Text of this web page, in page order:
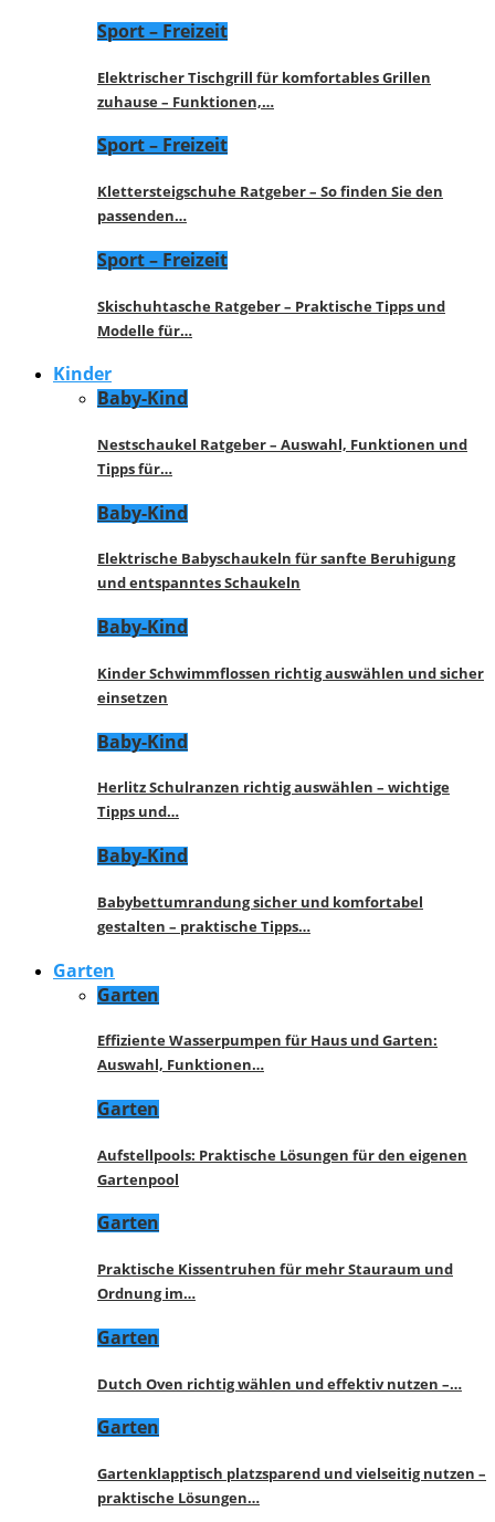
Sport – Freizeit
Elektrischer Tischgrill für komfortables Grillen
zuhause – Funktionen,…
Sport – Freizeit
Klettersteigschuhe Ratgeber – So finden Sie den
passenden…
Sport – Freizeit
Skischuhtasche Ratgeber – Praktische Tipps und
Modelle für…
Kinder
Baby-Kind
Nestschaukel Ratgeber – Auswahl, Funktionen und
Tipps für…
Baby-Kind
Elektrische Babyschaukeln für sanfte Beruhigung
und entspanntes Schaukeln
Baby-Kind
Kinder Schwimmflossen richtig auswählen und sicher
einsetzen
Baby-Kind
Herlitz Schulranzen richtig auswählen – wichtige
Tipps und…
Baby-Kind
Babybettumrandung sicher und komfortabel
gestalten – praktische Tipps…
Garten
Garten
Effiziente Wasserpumpen für Haus und Garten:
Auswahl, Funktionen…
Garten
Aufstellpools: Praktische Lösungen für den eigenen
Gartenpool
Garten
Praktische Kissentruhen für mehr Stauraum und
Ordnung im…
Garten
Dutch Oven richtig wählen und effektiv nutzen –…
Garten
Gartenklapptisch platzsparend und vielseitig nutzen –
praktische Lösungen…